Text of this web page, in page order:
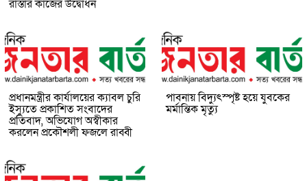
রাস্তার কাজের উদ্বোধন
প্রধানমন্ত্রীর কার্যালয়ের ক্যাবল চুরি
ইস্যুতে প্রকাশিত সংবাদের
প্রতিবাদ, অভিযোগ অস্বীকার
করলেন প্রকৌশলী ফজলে রাব্বী
পাবনায় বিদ্যুৎস্পৃষ্ট হয়ে যুব‌কের
মর্মান্তিক মৃত্যু